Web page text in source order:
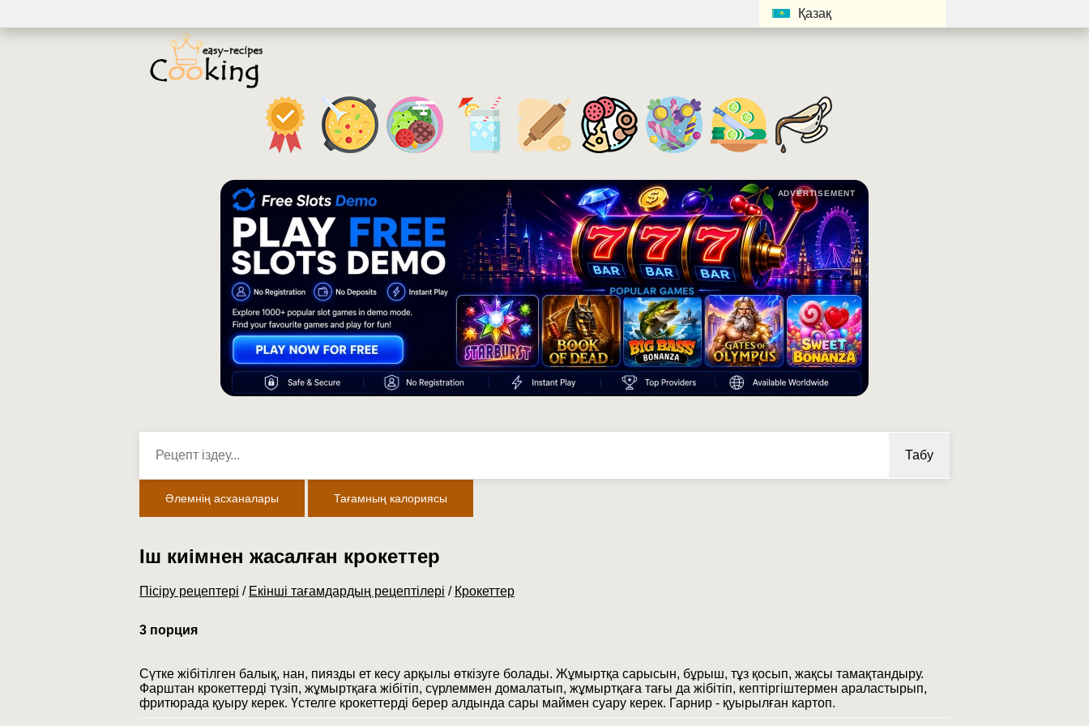
Қазақ
ADVERTISEMENT
Табу
Әлемнің асханалары Тағамның калориясы
Іш киімнен жасалған крокеттер
Пісіру рецептері / Екінші тағамдардың рецептілері / Крокеттер
3 порция
Сүтке жібітілген балық, нан, пиязды ет кесу арқылы өткізуге болады. Жұмыртқа сарысын, бұрыш, тұз қосып, жақсы тамақтандыру.
Фарштан крокеттерді түзіп, жұмыртқаға жібітіп, сүрлеммен домалатып, жұмыртқаға тағы да жібітіп, кептіргіштермен араластырып,
фритюрада қуыру керек. Үстелге крокеттерді берер алдында сары маймен суару керек. Гарнир - қуырылған картоп.